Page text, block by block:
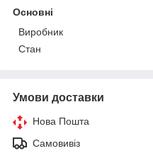
Основні
Виробник
Стан
Умови доставки
Нова Пошта
Самовивіз